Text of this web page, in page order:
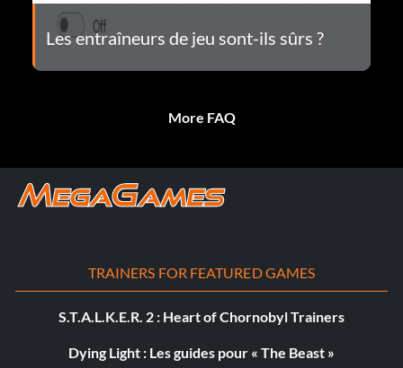
Les entraîneurs de jeu sont-ils sûrs ?
More FAQ
TRAINERS FOR FEATURED GAMES
S.T.A.L.K.E.R. 2 : Heart of Chornobyl Trainers
Dying Light : Les guides pour « The Beast »